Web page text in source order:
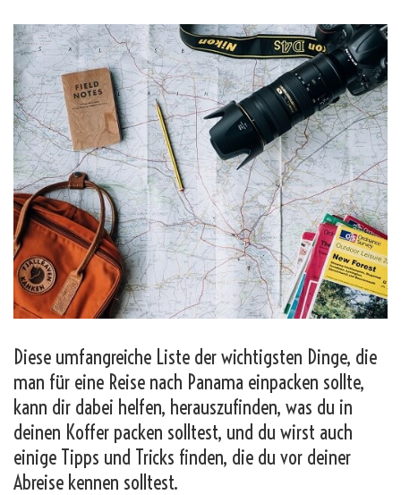
Diese umfangreiche Liste der wichtigsten Dinge, die
man für eine Reise nach Panama einpacken sollte,
kann dir dabei helfen, herauszufinden, was du in
deinen Koffer packen solltest, und du wirst auch
einige Tipps und Tricks finden, die du vor deiner
Abreise kennen solltest.